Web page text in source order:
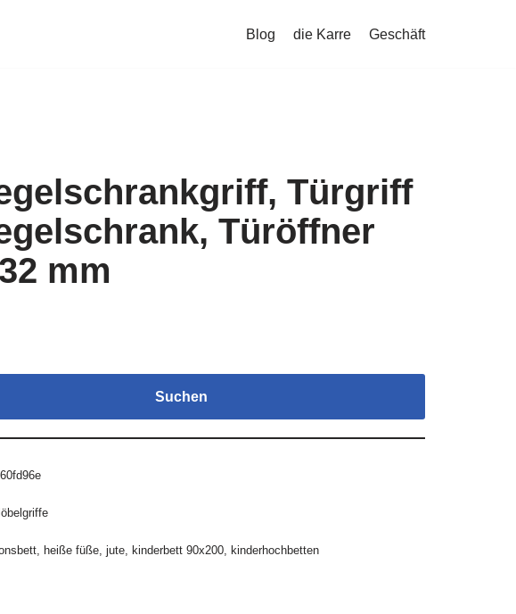
Blog die Karre Geschäft
Türgriff
Türöffner
mm
Suchen
, heiße füße, jute, kinderbett 90x200, kinderhochbetten